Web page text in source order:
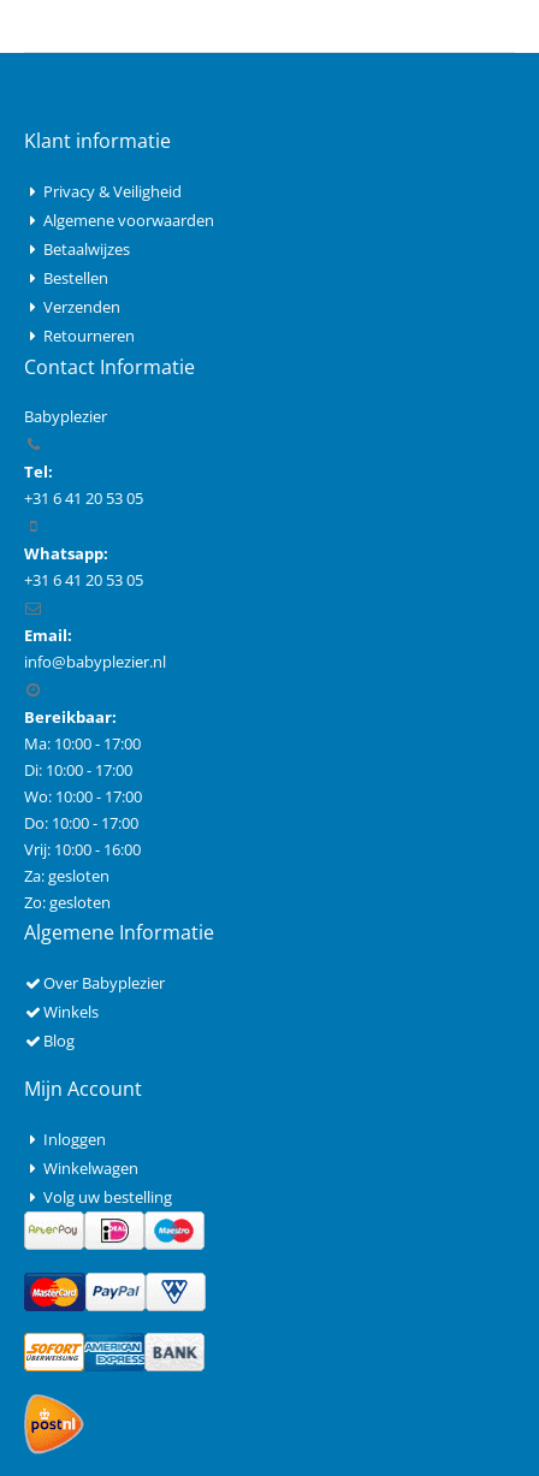
Klant informatie
Privacy & Veiligheid
Algemene voorwaarden
Betaalwijzes
Bestellen
Verzenden
Retourneren
Contact Informatie
Babyplezier
Tel:
+31 6 41 20 53 05
Whatsapp:
+31 6 41 20 53 05
Email:
info@babyplezier.nl
Bereikbaar:
Ma: 10:00 - 17:00
Di: 10:00 - 17:00
Wo: 10:00 - 17:00
Do: 10:00 - 17:00
Vrij: 10:00 - 16:00
Za: gesloten
Zo: gesloten
Algemene Informatie
Over Babyplezier
Winkels
Blog
Mijn Account
Inloggen
Winkelwagen
Volg uw bestelling